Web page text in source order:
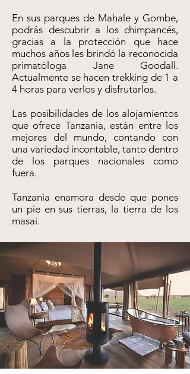
En sus parques de Mahale y Gombe,
podrás descubrir a los chimpancés,
gracias a la protección que hace
muchos años les brindó la reconocida
primatóloga Jane Goodall.
Actualmente se hacen trekking de 1 a
4 horas para verlos y disfrutarlos.
Las posibilidades de los alojamientos
que ofrece Tanzania, están entre los
mejores del mundo, contando con
una variedad incontable, tanto dentro
de los parques nacionales como
fuera.
Tanzania enamora desde que pones
un pie en sus tierras, la tierra de los
masai.